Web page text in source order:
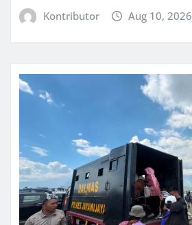
Kontributor Aug 10, 2026